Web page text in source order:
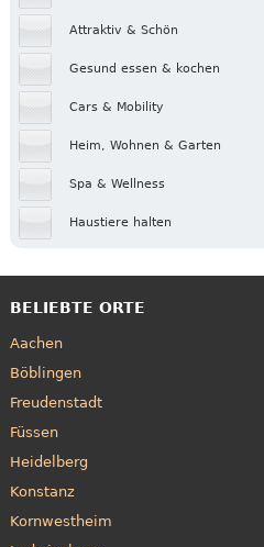
Attraktiv & Schön
Gesund essen & kochen
Cars & Mobility
Heim, Wohnen & Garten
Spa & Wellness
Haustiere halten
BELIEBTE ORTE
Aachen
Böblingen
Freudenstadt
Füssen
Heidelberg
Konstanz
Kornwestheim